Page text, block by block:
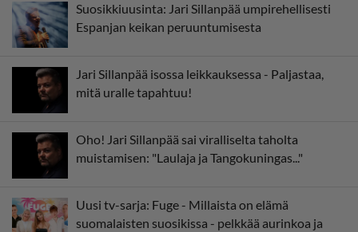
Suosikkiuusinta: Jari Sillanpää umpirehellisesti
Espanjan keikan peruuntumisesta
Jari Sillanpää isossa leikkauksessa - Paljastaa,
mitä uralle tapahtuu!
Oho! Jari Sillanpää sai viralliselta taholta
muistamisen: "Laulaja ja Tangokuningas..."
Uusi tv-sarja: Fuge - Millaista on elämä
suomalaisten suosikissa - pelkkää aurinkoa ja